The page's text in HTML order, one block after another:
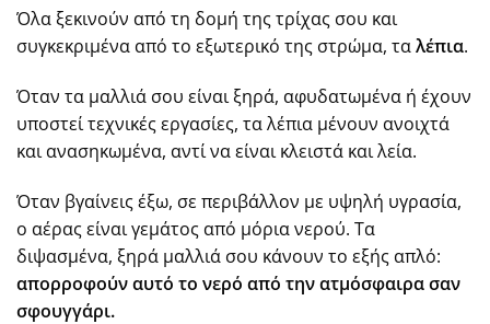
Όλα ξεκινούν από τη δομή της τρίχας σου και
συγκεκριμένα από το εξωτερικό της στρώμα, ταλέπια.
Όταν τα μαλλιά σου είναι ξηρά, αφυδατωμένα ή έχουν
υποστεί τεχνικές εργασίες, τα λέπια μένουν ανοιχτά
και ανασηκωμένα, αντί να είναι κλειστά και λεία.
Όταν βγαίνεις έξω, σε περιβάλλον με υψηλή υγρασία,
ο αέρας είναι γεμάτος από μόρια νερού. Τα
διψασμένα, ξηρά μαλλιά σου κάνουν το εξής απλό:
απορροφούν αυτό το νερό από την ατμόσφαιρα σαν
σφουγγάρι.